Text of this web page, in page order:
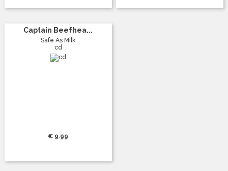
Captain Beefhea...
Safe As Milk
cd
€ 9.99